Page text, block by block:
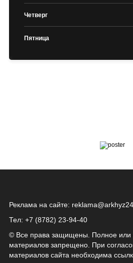
Четверг
Пятница
Реклама на сайте:
Тел: +7 (8782) 23‑94‑40
© Все права защищены. Полное или
материалов запрещено. При
материалов сайта необходима